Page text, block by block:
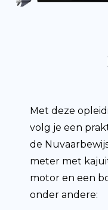
Met deze
volg je een
de
meter met
motor en een
onder andere: